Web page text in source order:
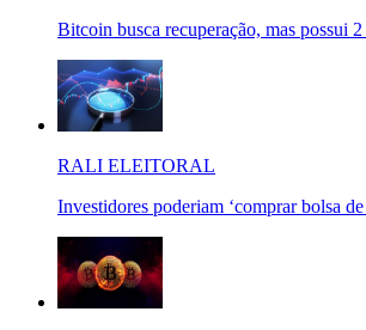
Bitcoin busca recuperação, mas possui
RALI ELEITORAL
Investidores poderiam ‘comprar bolsa